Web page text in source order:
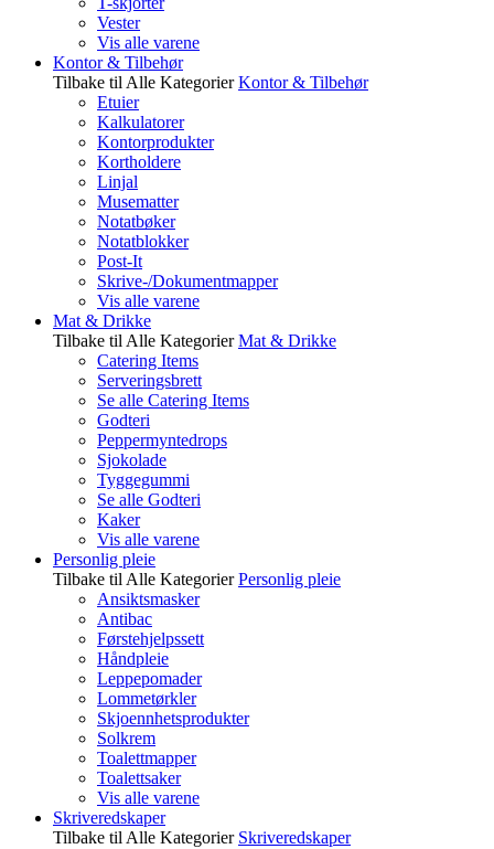
Vester
Vis alle varene
Kontor & Tilbehør
Tilbake til Alle Kategorier Kontor & Tilbehør
Etuier
Kalkulatorer
Kontorprodukter
Kortholdere
Linjal
Musematter
Notatbøker
Notatblokker
Post-It
Skrive-/Dokumentmapper
Vis alle varene
Mat & Drikke
Tilbake til Alle Kategorier Mat & Drikke
Catering Items
Serveringsbrett
Se alle Catering Items
Godteri
Peppermyntedrops
Sjokolade
Tyggegummi
Se alle Godteri
Kaker
Vis alle varene
Personlig pleie
Tilbake til Alle Kategorier Personlig pleie
Ansiktsmasker
Antibac
Førstehjelpssett
Håndpleie
Leppepomader
Lommetørkler
Skjoennhetsprodukter
Solkrem
Toalettmapper
Toalettsaker
Vis alle varene
Skriveredskaper
Tilbake til Alle Kategorier Skriveredskaper